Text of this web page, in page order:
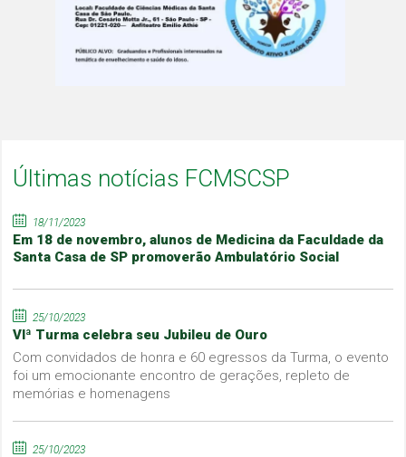
Últimas notícias FCMSCSP
18/11/2023
Em 18 de novembro, alunos de Medicina da Faculdade da
Santa Casa de SP promoverão Ambulatório Social
25/10/2023
VIª Turma celebra seu Jubileu de Ouro
Com convidados de honra e 60 egressos da Turma, o evento
foi um emocionante encontro de gerações, repleto de
memórias e homenagens
25/10/2023